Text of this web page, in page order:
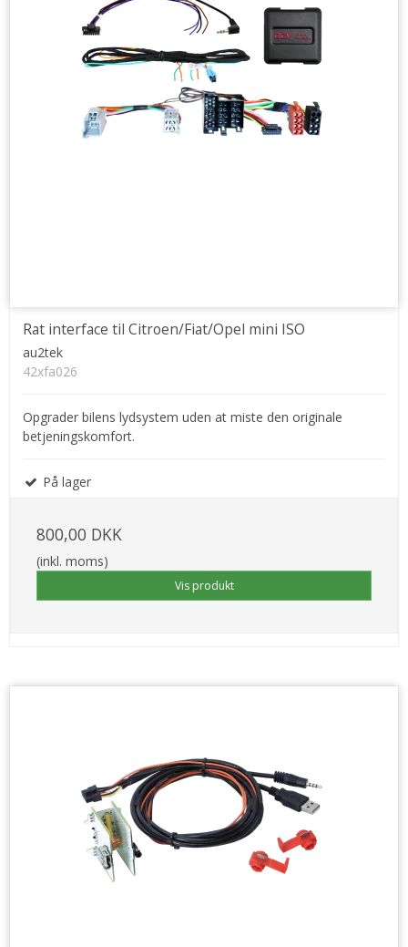
Rat interface til Citroen/Fiat/Opel mini ISO
au2tek
42xfa026
Opgrader bilens lydsystem uden at miste den originale
betjeningskomfort.
På lager
800,00 DKK
(inkl. moms)
Vis produkt